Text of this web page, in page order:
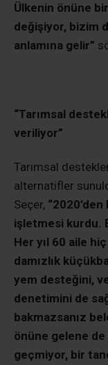
Ülkenin önüne
değişiyor, bizim
anlamına gelir”
“Tarımsal
veriliyor”
Tarımsal
alternatifler
Seçer,
işletmesi kurdu.
Her yıl 60 aile
damızlık
yem desteğini,
denetimini de
bakmazsanız
önüne gelene
geçmiyor, bir